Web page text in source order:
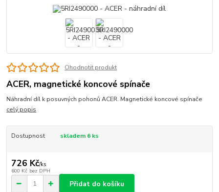
Ohodnotit produkt
ACER, magnetické koncové spínače
Náhradní díl k posuvných pohonů ACER. Magnetické koncové spínače
celý popis
Dostupnost skladem 6 ks
726 Kč/ks
600 Kč bez DPH
Přidat do košíku